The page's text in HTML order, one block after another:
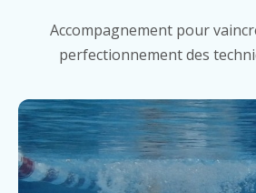
Accompagnement pour
perfectionnement des